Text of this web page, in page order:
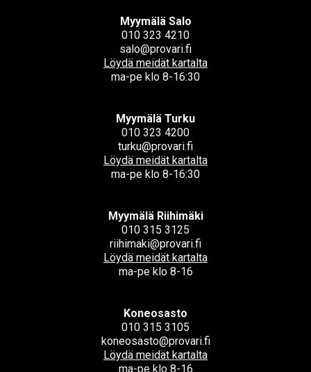
Myymälä Salo
010 323 4210
salo@provari.fi
Löydä meidät kartalta
ma-pe klo 8-16:30
Myymälä Turku
010 323 4200
turku@provari.fi
Löydä meidät kartalta
ma-pe klo 8-16:30
Myymälä Riihimäki
010 315 3125
riihimaki@provari.fi
Löydä meidät kartalta
ma-pe klo 8-16
Koneosasto
010 315 3105
koneosasto@provari.fi
Löydä meidät kartalta
ma-pe klo 8-16